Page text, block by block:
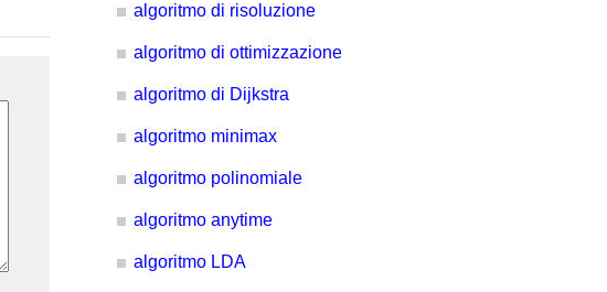
algoritmo di risoluzione
algoritmo di ottimizzazione
algoritmo di Dijkstra
algoritmo minimax
algoritmo polinomiale
algoritmo anytime
algoritmo LDA